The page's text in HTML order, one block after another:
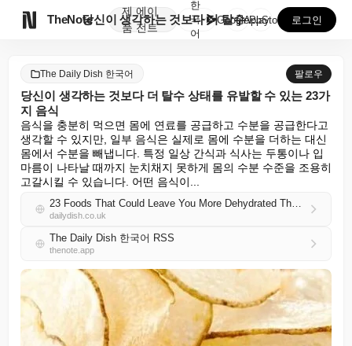
TheNote
제
품
에이
전트
당신이 생각하는 것보다 더 탈수 상태를 유발할 수 있는...
한
국
어
GooglePlay
AppStore 로그인
The Daily Dish 한국어 팔로우
당신이 생각하는 것보다 더 탈수 상태를 유발할 수 있는 23가
지 음식
음식을 충분히 먹으면 몸에 연료를 공급하고 수분을 공급한다고
생각할 수 있지만, 일부 음식은 실제로 몸에 수분을 더하는 대신
몸에서 수분을 빼냅니다. 특정 일상 간식과 식사는 두통이나 입
마름이 나타날 때까지 눈치채지 못하게 몸의 수분 수준을 조용히
고갈시킬 수 있습니다. 어떤 음식이...
23 Foods That Could Leave You More Dehydrated Than You Realise
dailydish.co.uk
The Daily Dish 한국어 RSS
thenote.app